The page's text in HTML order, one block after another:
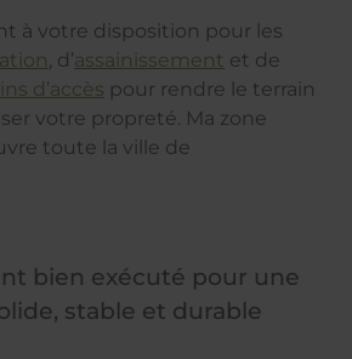
à votre disposition pour les
, d’assainissement et de
d’accès pour rendre le terrain
votre propreté. Ma zone
toute la ville de
bien exécuté pour une
stable et durable